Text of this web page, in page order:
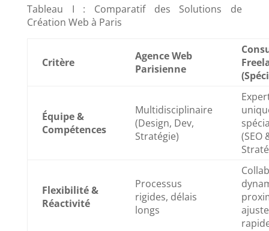
Tableau I : Comparatif des Solutions de
Création Web à Paris
Critère
Agence Web
Parisienne
Équipe &
Compétences
Multidisciplinaire
(Design, Dev,
Stratégie)
(SEO
Flexibilité &
Réactivité
Processus
rigides, délais
longs